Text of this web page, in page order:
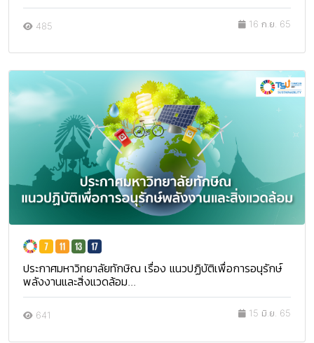
485 16 ก.ย. 65
ประกาศมหาวิทยาลัยทักษิณ เรื่อง แนวปฏิบัติเพื่อการอนุรักษ์
พลังงานและสิ่งแวดล้อม...
641 15 มิ.ย. 65